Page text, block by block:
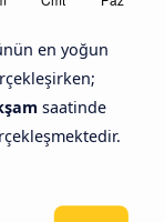
en yoğun
saatinde